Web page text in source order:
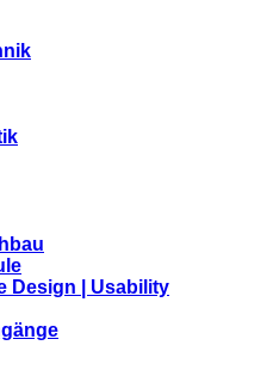
Design | Usability